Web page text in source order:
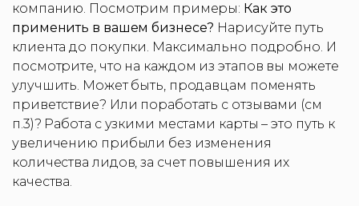
компанию. Посмотрим примеры: Как это
применить в вашем бизнесе? Нарисуйте путь
клиента до покупки. Максимально подробно. И
посмотрите, что на каждом из этапов вы можете
улучшить. Может быть, продавцам поменять
приветствие? Или поработать с отзывами (см
п.3)? Работа с узкими местами карты – это путь к
увеличению прибыли без изменения
количества лидов, за счет повышения их
качества.